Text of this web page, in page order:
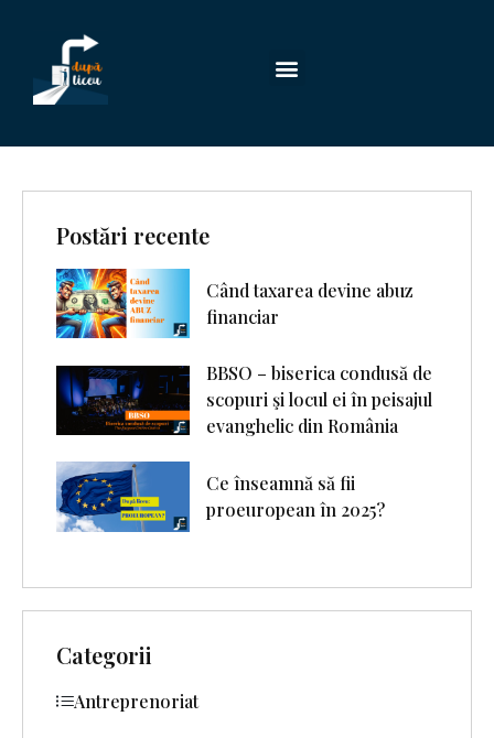
Postări recente
Când taxarea devine abuz
financiar
BBSO – biserica condusă de
scopuri şi locul ei în peisajul
evanghelic din România
Ce înseamnă să fii
proeuropean în 2025?
Categorii
Antreprenoriat